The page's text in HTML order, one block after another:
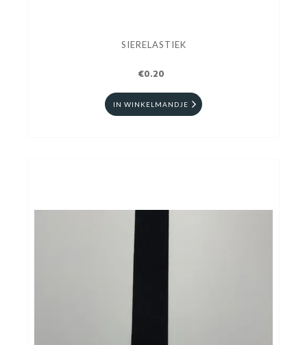
SIERELASTIEK
€0.20
IN WINKELMANDJE